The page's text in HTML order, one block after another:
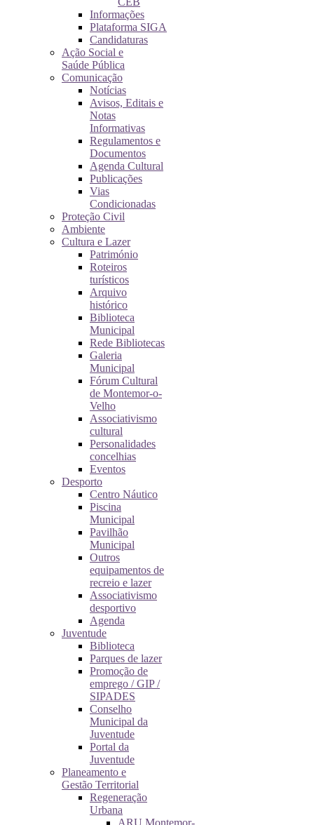
Informações
Plataforma SIGA
Candidaturas
Ação Social e
Saúde Pública
Comunicação
Notícias
Avisos, Editais e
Notas
Informativas
Regulamentos e
Documentos
Agenda Cultural
Publicações
Vias
Condicionadas
Proteção Civil
Ambiente
Cultura e Lazer
Património
Roteiros
turísticos
Arquivo
histórico
Biblioteca
Municipal
Rede Bibliotecas
Galeria
Municipal
Fórum Cultural
de Montemor-o-
Velho
Associativismo
cultural
Personalidades
concelhias
Eventos
Desporto
Centro Náutico
Piscina
Municipal
Pavilhão
Municipal
Outros
equipamentos de
recreio e lazer
Associativismo
desportivo
Agenda
Juventude
Biblioteca
Parques de lazer
Promoção de
emprego / GIP /
SIPADES
Conselho
Municipal da
Juventude
Portal da
Juventude
Planeamento e
Gestão Territorial
Regeneração
Urbana
ARU Montemor-